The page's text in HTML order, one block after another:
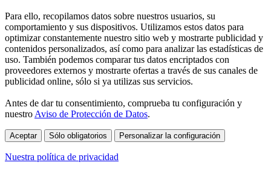
Para ello, recopilamos datos sobre nuestros usuarios, su
comportamiento y sus dispositivos. Utilizamos estos datos para
optimizar constantemente nuestro sitio web y mostrarte publicidad y
contenidos personalizados, así como para analizar las estadísticas de
uso. También podemos comparar tus datos encriptados con
proveedores externos y mostrarte ofertas a través de sus canales de
publicidad online, sólo si ya utilizas sus servicios.
Antes de dar tu consentimiento, comprueba tu configuración y
nuestro Aviso de Protección de Datos.
Aceptar Sólo obligatorios Personalizar la configuración
Nuestra política de privacidad